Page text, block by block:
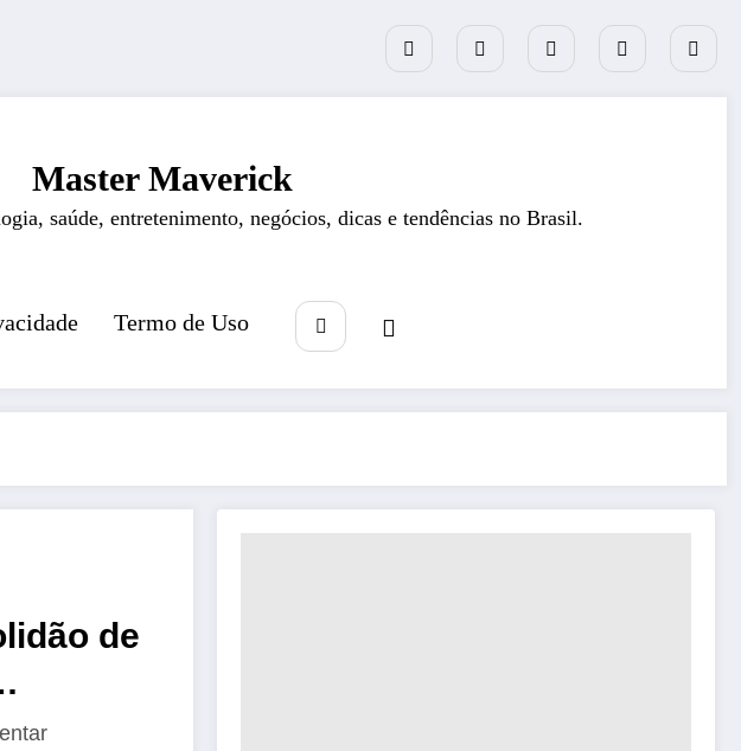
Master Maverick
saúde, entretenimento, negócios, dicas e tendências no Brasil.
Termo de Uso
de